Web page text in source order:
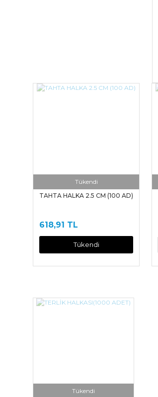
Tükendi
TAHTA HALKA 2.5 CM (100 AD)
618,91 TL
Tükendi
Tükendi